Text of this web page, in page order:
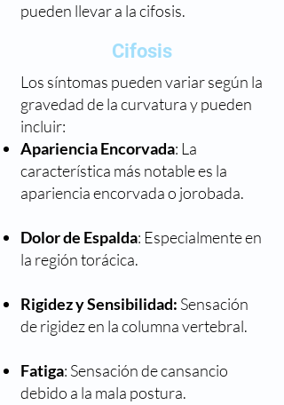
pueden llevar a la cifosis.
Cifosis
Los síntomas pueden variar según la
gravedad de la curvatura y pueden
incluir:
Apariencia Encorvada: La
característica más notable es la
apariencia encorvada o jorobada.
Dolor de Espalda: Especialmente en
la región torácica.
Rigidez y Sensibilidad: Sensación
de rigidez en la columna vertebral.
Fatiga: Sensación de cansancio
debido a la mala postura.